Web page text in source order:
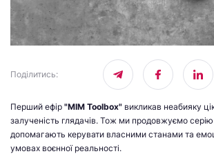
Поділитись:
Перший ефір "MIM Toolbox" викликав неабияку
залученість глядачів. Тож ми продовжуємо серію
допомагають керувати власними станами та
умовах воєнної реальності.